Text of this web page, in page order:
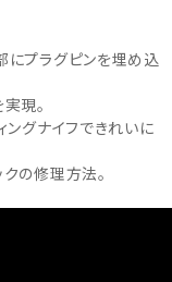
にプラグピンを埋め込
現。
ングナイフできれいに
の修理方法。